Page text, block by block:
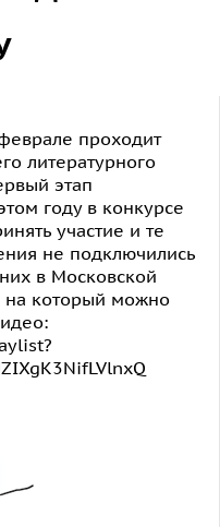
проходит
литературного
этап
году в конкурсе
участие и те
не подключились
в Московской
на который можно